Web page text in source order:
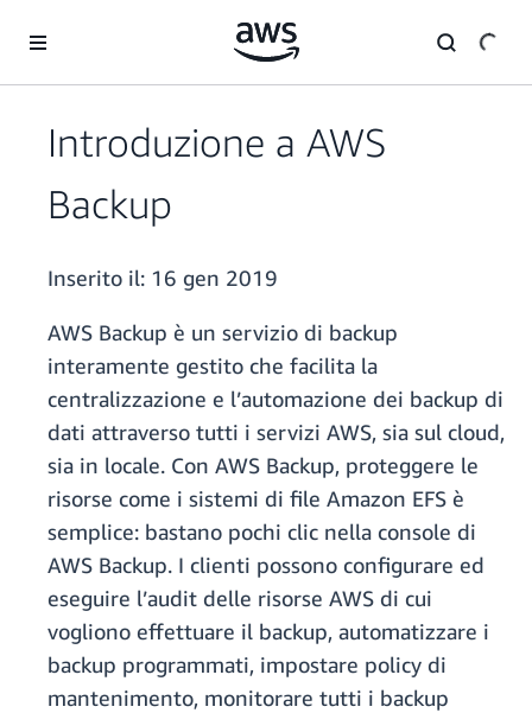
Introduzione a AWS
Backup
Inserito il: 16 gen 2019
AWS Backup è un servizio di backup
interamente gestito che facilita la
centralizzazione e l’automazione dei backup di
dati attraverso tutti i servizi AWS, sia sul cloud,
sia in locale. Con AWS Backup, proteggere le
risorse come i sistemi di file Amazon EFS è
semplice: bastano pochi clic nella console di
AWS Backup. I clienti possono configurare ed
eseguire l’audit delle risorse AWS di cui
vogliono effettuare il backup, automatizzare i
backup programmati, impostare policy di
mantenimento, monitorare tutti i backup